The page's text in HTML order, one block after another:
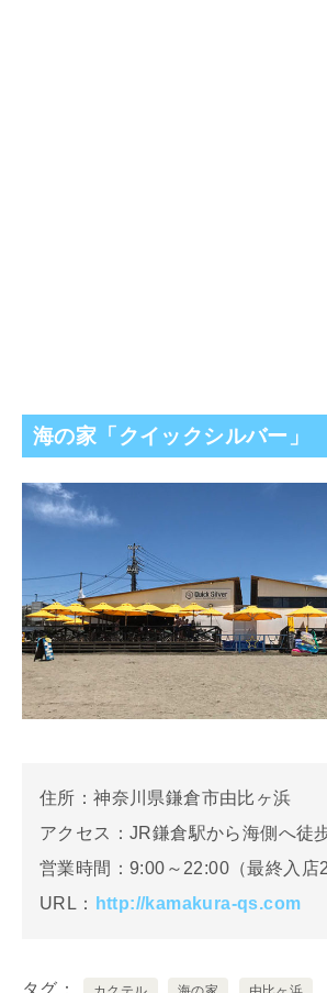
海の家「クイックシルバー」
住所：神奈川県鎌倉市由比ヶ浜
アクセス：JR鎌倉駅から海側へ徒
営業時間：9:00～22:00（最終入店
URL：
http://kamakura-qs.com
タグ